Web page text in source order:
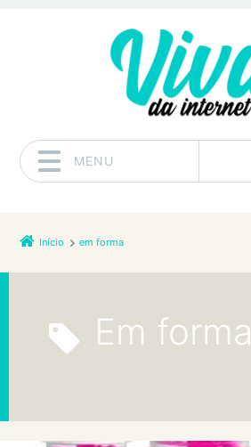
MENU
Início em forma
em forma